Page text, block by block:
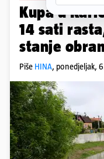
Kupa u
14 sati
stanje
Piše HINA, ponedjeljak,